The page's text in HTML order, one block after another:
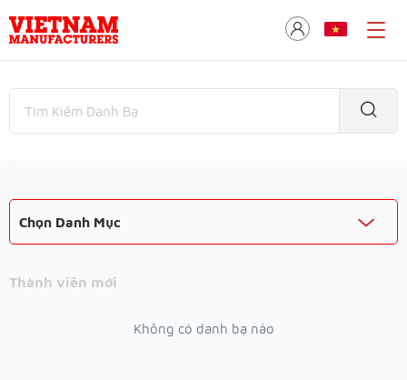
Chọn Danh Mục
Thành viên mới
Không có danh bạ nào